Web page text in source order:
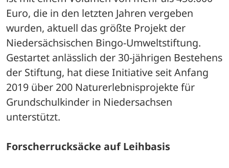
Euro, die in den letzten Jahren vergeben
wurden, aktuell das größte Projekt der
Niedersächsischen Bingo-Umweltstiftung.
Gestartet anlässlich der 30-jährigen Bestehens
der Stiftung, hat diese Initiative seit Anfang
2019 über 200 Naturerlebnisprojekte für
Grundschulkinder in Niedersachsen
unterstützt.
Forscherrucksäcke auf Leihbasis